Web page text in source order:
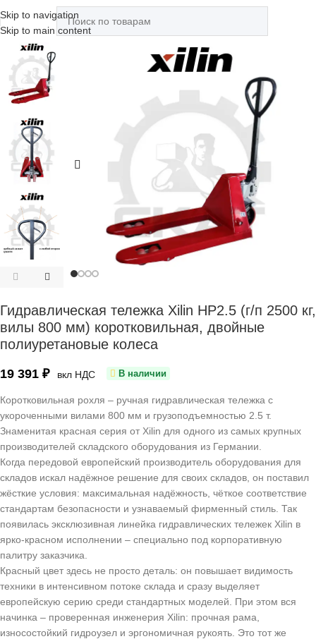
Skip to navigation
Skip to main content
Гидравлическая тележка Xilin HP2.5 (г/п 2500 кг,
вилы 800 мм) коротковильная, двойные
полиуретановые колеса
19 391 ₽ вкл НДС В наличии
Коротковильная рохля – ручная гидравлическая тележка с
укороченными вилами 800 мм и грузоподъемностью 2.5 т.
Знаменитая красная серия от Xilin для одного из самых крупных
производителей складского оборудования из Германии.
Когда передовой европейский производитель оборудования для
складов искал надёжное решение для своих складов, он поставил
жёсткие условия: максимальная надёжность, чёткое соответствие
стандартам безопасности и узнаваемый фирменный стиль. Так
появилась эксклюзивная линейка гидравлических тележек Xilin в
ярко‑красном исполнении – специально под корпоративную
палитру заказчика.
Красный цвет здесь не просто деталь: он повышает видимость
техники в интенсивном потоке склада и сразу выделяет
европейскую серию среди стандартных моделей. При этом вся
начинка – проверенная инженерия Xilin: прочная рама,
износостойкий гидроузел и эргономичная рукоять. Это тот же